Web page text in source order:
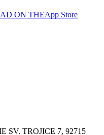
ON THEApp Store
SV. TROJICE 7, 92715